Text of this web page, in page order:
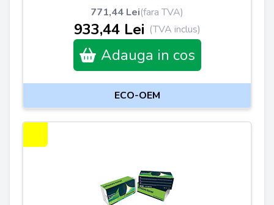
771,44 Lei(fara TVA)
933,44 Lei (TVA inclus)
Adauga in cos
ECO-OEM